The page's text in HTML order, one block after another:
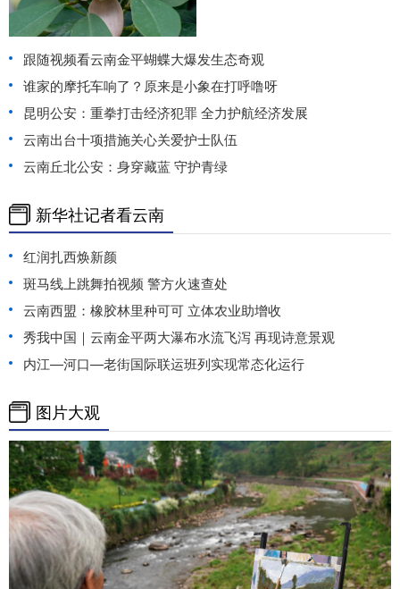
跟随视频看云南金平蝴蝶大爆发生态奇观
谁家的摩托车响了？原来是小象在打呼噜呀
昆明公安：重拳打击经济犯罪 全力护航经济发展
云南出台十项措施关心关爱护士队伍
云南丘北公安：身穿藏蓝 守护青绿
新华社记者看云南
红润扎西焕新颜
斑马线上跳舞拍视频 警方火速查处
云南西盟：橡胶林里种可可 立体农业助增收
秀我中国｜云南金平两大瀑布水流飞泻 再现诗意景观
内江—河口—老街国际联运班列实现常态化运行
图片大观